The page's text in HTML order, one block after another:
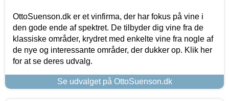
OttoSuenson.dk er et vinfirma, der har fokus på vine i
den gode ende af spektret. De tilbyder dig vine fra de
klassiske områder, krydret med enkelte vine fra nogle af
de nye og interessante områder, der dukker op. Klik her
for at se deres udvalg.
Se udvalget på OttoSuenson.dk